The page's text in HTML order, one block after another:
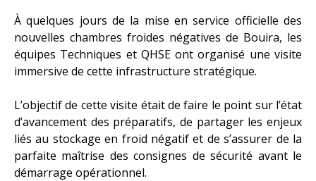
À quelques jours de la mise en service officielle des
nouvelles chambres froides négatives de Bouira, les
équipes Techniques et QHSE ont organisé une visite
immersive de cette infrastructure stratégique.
L’objectif de cette visite était de faire le point sur l’état
d’avancement des préparatifs, de partager les enjeux
liés au stockage en froid négatif et de s’assurer de la
parfaite maîtrise des consignes de sécurité avant le
démarrage opérationnel.